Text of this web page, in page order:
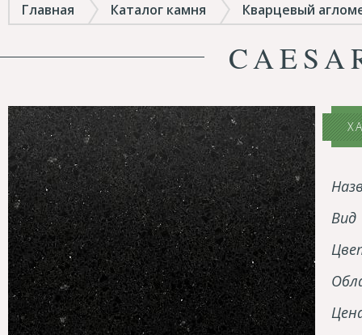
Главная Каталог камня Кварцевый
Вид